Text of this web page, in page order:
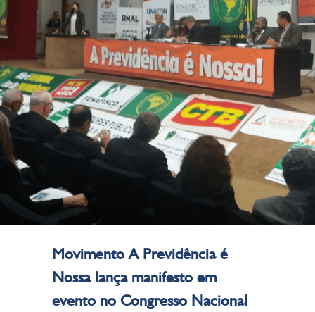
Movimento A Previdência é
Nossa lança manifesto em
evento no Congresso Nacional